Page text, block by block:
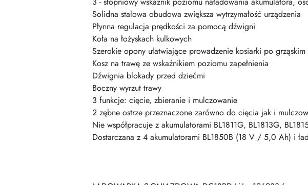
Solidna stalowa obudowa zwiększa wytrzymałość urządzenia
Płynna regulacja prędkości za pomocą dźwigni
Koła na łożyskach kulkowych
Szerokie opony ułatwiające prowadzenie kosiarki po
Kosz na trawę ze wskaźnikiem poziomu zapełnienia
Dźwignia blokady przed dziećmi
Boczny wyrzut trawy
3 funkcje: cięcie, zbieranie i mulczowanie
2 zębne ostrze przeznaczone zarówno do cięcia jak i
Nie współpracuje z akumulatorami BL1811G, BL1813G,
Dostarczana z 4 akumulatorami BL1850B (18 V / 5,0 Ah) i